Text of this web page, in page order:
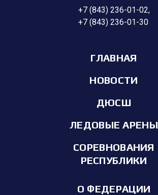
+7 (843) 236-01-02,
+7 (843) 236-01-30
ГЛАВНАЯ
НОВОСТИ
ДЮСШ
ЛЕДОВЫЕ АРЕНЫ
СОРЕВНОВАНИЯ
РЕСПУБЛИКИ
О ФЕДЕРАЦИИ